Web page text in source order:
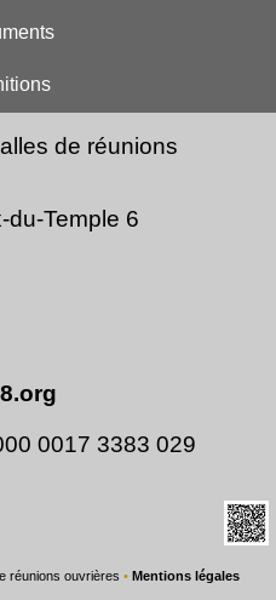
de réunions
du-Temple 6
0017 3383 029
réunions ouvrières • Mentions légales